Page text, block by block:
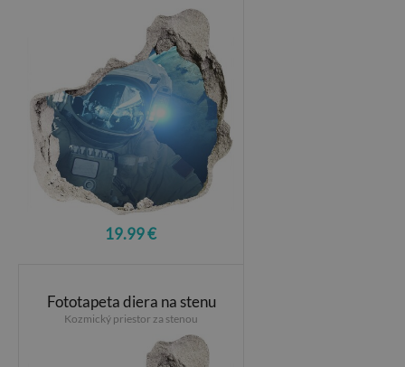
19.99 €
Fototapeta diera na stenu
Kozmický priestor za stenou